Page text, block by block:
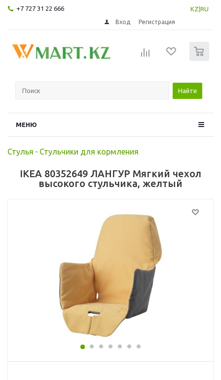
+7 727 31 22 666 KZ RU
Вход Регистрация
Найти
МЕНЮ
Стулья - Стульчики для кормления
IKEA 80352649 ЛАНГУР Мягкий чехол
высокого стульчика, желтый